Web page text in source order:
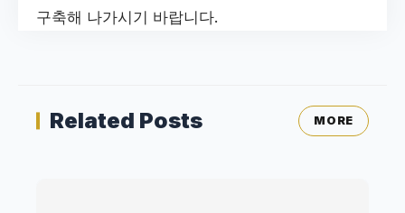
구축해 나가시기 바랍니다.
Related Posts MORE